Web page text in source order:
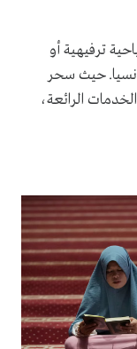
ترفيهية أو
حيث سحر
الرائعة،